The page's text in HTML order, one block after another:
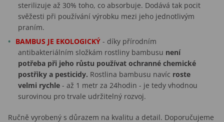
sterilizuje až 30% toho, co absorbuje. Dodává tak pocit
svěžesti při používání výrobku mezi jeho jednotlivým
praním.
BAMBUS JE EKOLOGICKÝ - díky přírodním
antibakteriálním složkám rostliny bambusu není
potřeba při jeho růstu používat ochranné chemické
postřiky a pesticidy. Rostlina bambusu navíc roste
velmi rychle - až 1 metr za 24hodin - je tedy vhodnou
surovinou pro trvale udržitelný rozvoj.
Ručně vyrobený s důrazem na kvalitu a detail. Doporučujeme